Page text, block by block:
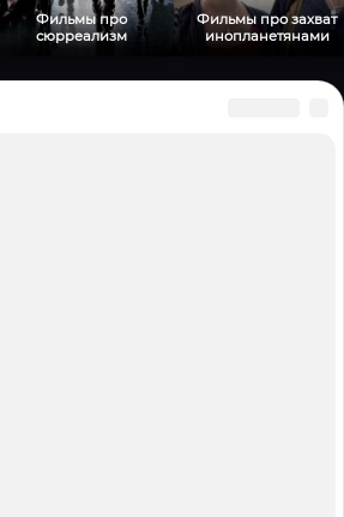
Фильмы про
сюрреализм
Фильмы про захват
инопланетянами